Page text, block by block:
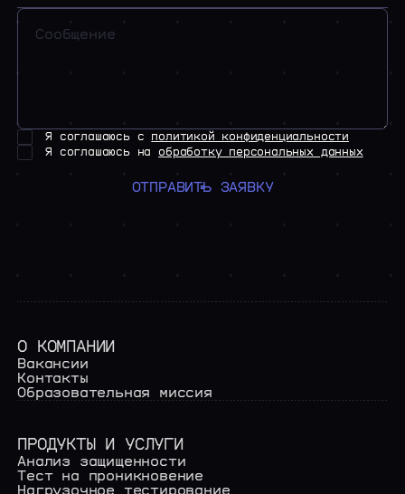
Я соглашаюсь с политикой конфиденциальности
Я соглашаюсь на обработку персональных данных
ОТПРАВИТЬ ЗАЯВКУ
О КОМПАНИИ
Вакансии
Контакты
Образовательная миссия
ПРОДУКТЫ И УСЛУГИ
Анализ защищенности
Тест на проникновение
Нагрузочное тестирование